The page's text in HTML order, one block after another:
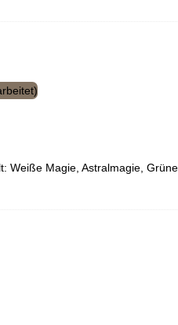
MUSIK
Weiße Magie, Astralmagie, Grüne